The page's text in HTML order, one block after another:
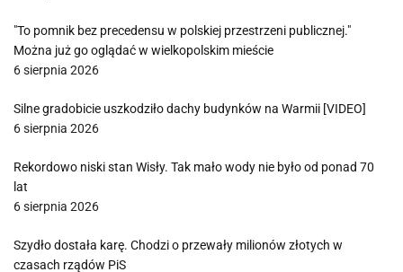
"To pomnik bez precedensu w polskiej przestrzeni publicznej."
Można już go oglądać w wielkopolskim mieście
6 sierpnia 2026
Silne gradobicie uszkodziło dachy budynków na Warmii [VIDEO]
6 sierpnia 2026
Rekordowo niski stan Wisły. Tak mało wody nie było od ponad 70
lat
6 sierpnia 2026
Szydło dostała karę. Chodzi o przewały milionów złotych w
czasach rządów PiS